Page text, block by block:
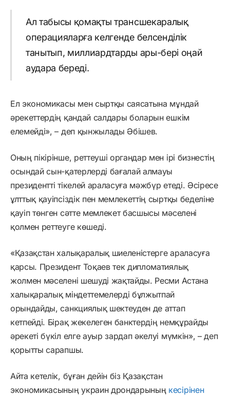
Ал табысы қомақты трансшекаралық
операцияларға келгенде белсенділік
танытып, миллиардтарды ары-бері оңай
аудара береді.
Ел экономикасы мен сыртқы саясатына мұндай
әрекеттердің қандай салдары боларын ешкім
елемейді», – деп қынжылады Әбішев.
Оның пікірінше, реттеуші органдар мен ірі бизнестің
осындай сын-қатерлерді бағалай алмауы
президентті тікелей араласуға мәжбүр етеді. Әсіресе
ұлттық қауіпсіздік пен мемлекеттің сыртқы беделіне
қауіп төнген сәтте мемлекет басшысы мәселені
қолмен реттеуге көшеді.
«Қазақстан халықаралық шиеленістерге араласуға
қарсы. Президент Тоқаев тек дипломатиялық
жолмен мәселені шешуді жақтайды. Ресми Астана
халықаралық міндеттемелерді бұлжытпай
орындайды, санкциялық шектеуден де аттап
кетпейді. Бірақ жекелеген банктердің немқұрайды
әрекеті бүкіл елге ауыр зардап әкелуі мүмкін», – деп
қорытты сарапшы.
Айта кетелік, бұған дейін біз Қазақстан
экономикасының украин дрондарының кесірінен